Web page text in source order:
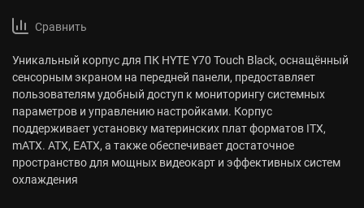
Сравнить
Уникальный корпус для ПК HYTE Y70 Touch Black, оснащённый
сенсорным экраном на передней панели, предоставляет
пользователям удобный доступ к мониторингу системных
параметров и управлению настройками. Корпус
поддерживает установку материнских плат форматов ITX,
mATX. ATX, EATX, а также обеспечивает достаточное
пространство для мощных видеокарт и эффективных систем
охлаждения